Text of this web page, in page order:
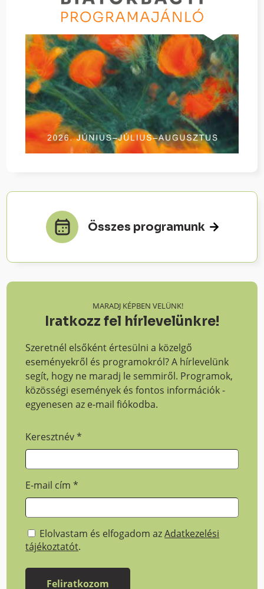
Összes programunk
MARADJ KÉPBEN VELÜNK!
Iratkozz fel hírlevelünkre!
Szeretnél elsőként értesülni a közelgő
eseményekről és programokról? A hírlevelünk
segít, hogy ne maradj le semmiről. Programok,
közösségi események és fontos információk -
egyenesen az e-mail fiókodba.
Keresztnév*
E-mail cím*
Elolvastam és elfogadom azAdatkezelési
tájékoztatót.